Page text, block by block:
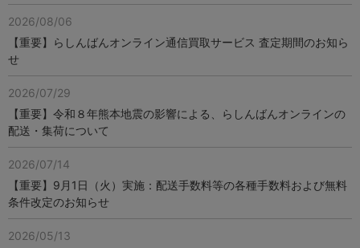
2026/08/06
【重要】らしんばんオンライン通信買取サービス 査定期間のお知ら
せ
2026/07/29
【重要】令和８年熊本地震の影響による、らしんばんオンラインの
配送・集荷について
2026/07/14
【重要】9月1日（火）実施：配送手数料等の各種手数料および無料
条件改定のお知らせ
2026/05/13